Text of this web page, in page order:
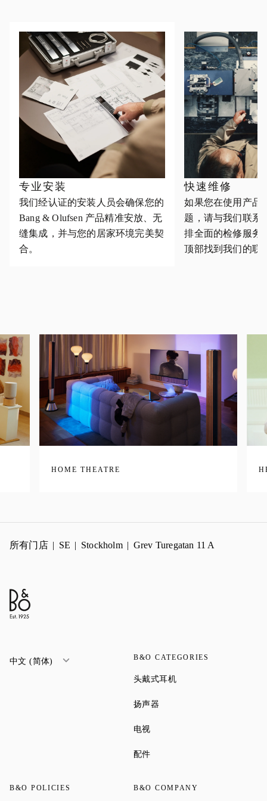
专业安装
我们经认证的安装人员会确保您的
Bang & Olufsen 产品精准安放、无
缝集成，并与您的居家环境完美契
合。
快速维修
如果您在使用产品
题，请与我们联系
排全面的检修服务
顶部找到我们的联
HOME THEATRE
所有门店 SE Stockholm Grev Turegatan 11 A
中文 (简体) B&O CATEGORIES
头戴式耳机
扬声器
电视
配件Link Opens in New Tab
B&O POLICIES B&O COMPANY